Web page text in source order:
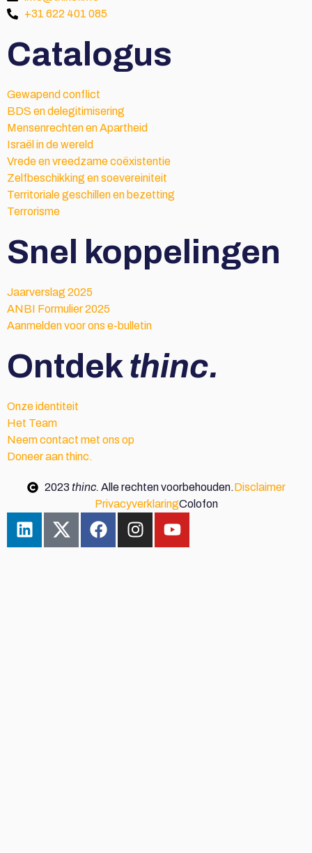
+31 622 401 085
Catalogus
Gewapend conflict
BDS en delegitimisering
Mensenrechten en Apartheid
Israël in de wereld
Vrede en vreedzame coëxistentie
Zelfbeschikking en soevereiniteit
Territoriale geschillen en bezetting
Terrorisme
Snel koppelingen
Jaarverslag 2025
ANBI Formulier 2025
Aanmelden voor ons e-bulletin
Ontdekthinc.
Onze identiteit
Het Team
Neem contact met ons op
Doneer aan thinc.
2023 thinc. Alle rechten voorbehouden.Disclaimer
PrivacyverklaringColofon